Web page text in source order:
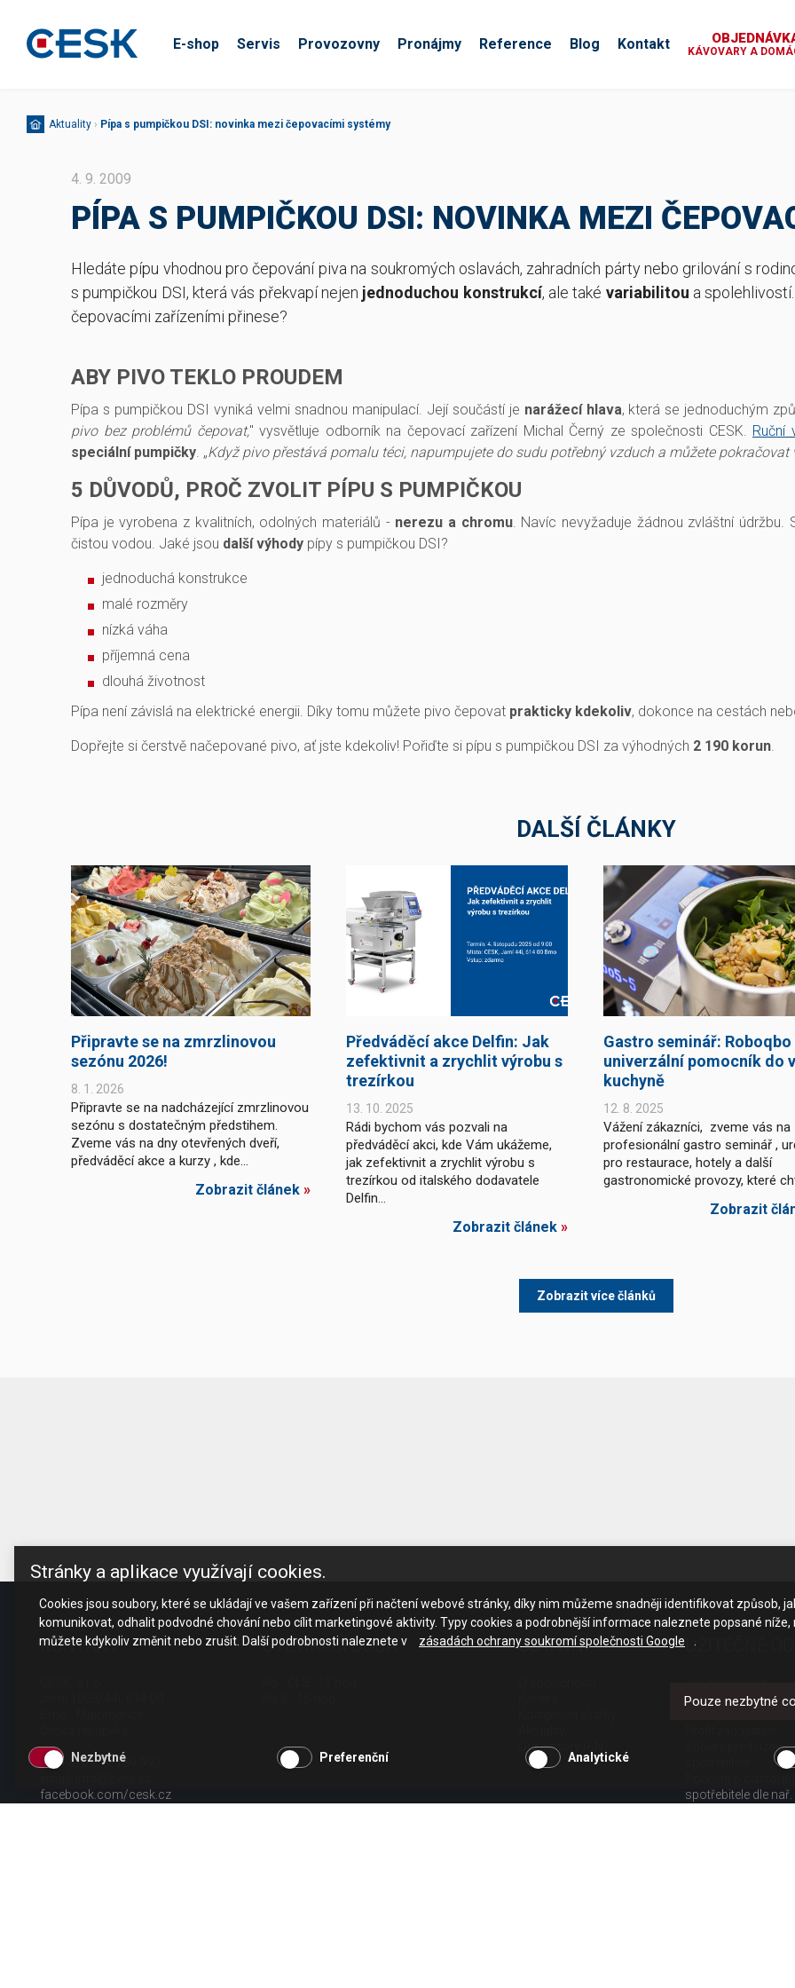
E-shop Servis Provozovny Pronájmy Reference Blog Kontakt KÁVOVARY A
Aktuality › Pípa s pumpičkou DSI: novinka mezi čepovacími systémy
4. 9. 2009
PÍPA S PUMPIČKOU DSI: NOVINKA MEZI
Hledáte pípu vhodnou pro čepování piva na soukromých oslavách, zahradních párty nebo grilování s
s pumpičkou DSI, která vás překvapí nejen jednoduchou konstrukcí, ale také variabilitou a
čepovacími zařízeními přinese?
ABY PIVO TEKLO PROUDEM
Pípa s pumpičkou DSI vyniká velmi snadnou manipulací. Její součástí je narážecí hlava, která se jednoduchým
pivo bez problémů čepovat," vysvětluje odborník na čepovací zařízení Michal Černý ze společnosti CESK. Ruční
speciální pumpičky. „Když pivo přestává pomalu téci, napumpujete do sudu potřebný vzduch a můžete pokračovat
5 DŮVODŮ, PROČ ZVOLIT PÍPU S PUMPIČKOU
Pípa je vyrobena z kvalitních, odolných materiálů - nerezu a chromu. Navíc nevyžaduje žádnou zvláštní
čistou vodou. Jaké jsou další výhody pípy s pumpičkou DSI?
jednoduchá konstrukce
malé rozměry
nízká váha
příjemná cena
dlouhá životnost
Pípa není závislá na elektrické energii. Díky tomu můžete pivo čepovat prakticky kdekoliv, dokonce na cestách
Dopřejte si čerstvě načepované pivo, ať jste kdekoliv! Pořiďte si pípu s pumpičkou DSI za výhodných 2 190 korun.
DALŠÍ ČLÁNKY
Připravte se na zmrzlinovou
sezónu 2026!
8. 1. 2026
Připravte se na nadcházející zmrzlinovou
sezónu s dostatečným předstihem.
Zveme vás na dny otevřených dveří,
předváděcí akce a kurzy , kde...
Zobrazit článek »
Předváděcí akce Delfin: Jak
zefektivnit a zrychlit výrobu s
trezírkou
13. 10. 2025
Rádi bychom vás pozvali na
předváděcí akci, kde Vám ukážeme,
jak zefektivnit a zrychlit výrobu s
trezírkou od italského dodavatele
Delfin...
Zobrazit článek »
Gastro seminář: Roboqbo
univerzální pomocník do
kuchyně
12. 8. 2025
Vážení zákazníci, zveme vás na
profesionální gastro seminář ,
pro restaurace, hotely a další
gastronomické provozy, které
Zobrazit
Zobrazit více článků
KONTAKT
tel.: +420 511 189 990
facebook.com/cesk.cz
OTEVÍRACÍ DOBA OSTATNÍ
Our history (EN)
UŽITEČNÉ
Obchodní
Sdělení před
spotřebitele dle
Stránky a aplikace využívají cookies.
Cookies jsou soubory, které se ukládají ve vašem zařízení při načtení webové stránky, díky nim můžeme snadněji identifikovat způsob,
komunikovat, odhalit podvodné chování nebo cílit marketingové aktivity. Typy cookies a podrobnější informace naleznete popsané
můžete kdykoliv změnit nebo zrušit. Další podrobnosti naleznete v
zásadách ochrany soukromí společnosti Google
Pouze nezbytné
Nezbytné Preferenční Analytické